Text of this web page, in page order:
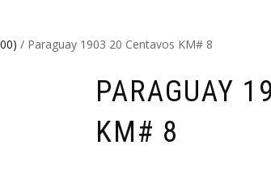
/ Paraguay 1903 20 Centavos KM# 8
PARAGUAY
KM# 8